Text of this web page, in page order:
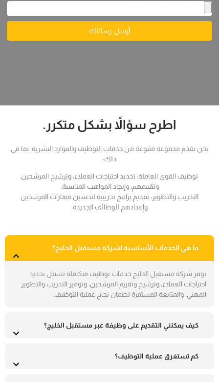
أرسل رسالتك
اطرح سؤالاً بشكل متكرر.
نحن نقدم مجموعة متنوعة من خدمات التوظيف والموارد البشرية، بما في
ذلك:
توظيف القوى العاملة: تحديد احتياجات العملاء، وترشيح المرشحين
وتقييمهم، وإيجاد المواهب المناسبة.
التدريب والتطوير: تقديم برامج تدريبية لتحسين مهارات المرشحين
وإعدادهم للوظائف الجديدة.
ما هي الخدمات الأساسية لشركة مستقبل الخليج؟
توفر شركة مستقبل الخليج خدمات توظيف متكاملة تشمل تحديد
احتياجات العملاء، وترشيح وتقييم المرشحين، وتوفير التدريب والتطوير
المهني، والمتابعة المستمرة لضمان نجاح عملية التوظيف.
كيف يمكنني التقديم على وظيفة عبر مستقبل الخليج؟
كم تستغرق عملية التوظيف؟